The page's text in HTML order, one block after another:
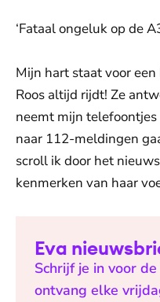
‘Fataal ongeluk op de
Mijn hart staat voor
Roos altijd rijdt! Ze
neemt mijn
naar 112-meldingen
scroll ik door het
kenmerken van haar
Eva
Schrijf je in voor
ontvang elke